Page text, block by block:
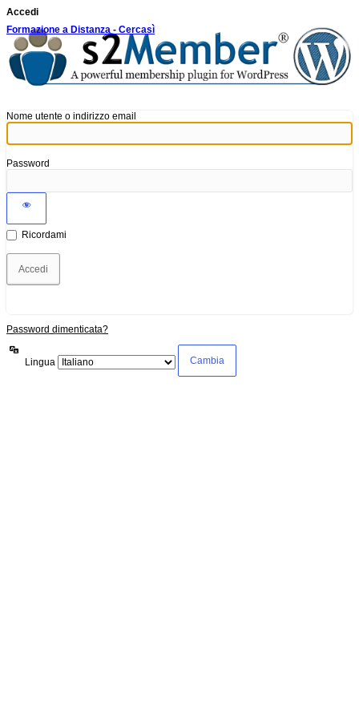
Accedi
Formazione a Distanza - Cercasì
Nome utente o indirizzo email
Password
Ricordami
Password dimenticata?
Lingua